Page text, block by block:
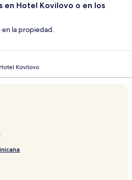
en Hotel Kovilovo o en los
en la propiedad.
Hotel Kovilovo